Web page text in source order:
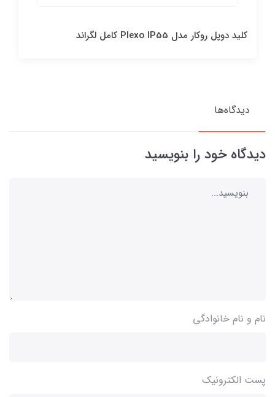
کليد دوپل روکار مدل Plexo IP55 کامل لگراند
دیدگاه‌ها
دیدگاه خود را بنویسید
نام و نام خانوادگی
پست الکترونیک